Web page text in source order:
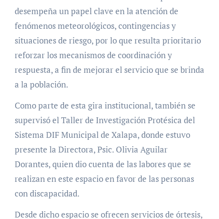
desempeña un papel clave en la atención de
fenómenos meteorológicos, contingencias y
situaciones de riesgo, por lo que resulta prioritario
reforzar los mecanismos de coordinación y
respuesta, a fin de mejorar el servicio que se brinda
a la población.
Como parte de esta gira institucional, también se
supervisó el Taller de Investigación Protésica del
Sistema DIF Municipal de Xalapa, donde estuvo
presente la Directora, Psic. Olivia Aguilar
Dorantes, quien dio cuenta de las labores que se
realizan en este espacio en favor de las personas
con discapacidad.
Desde dicho espacio se ofrecen servicios de órtesis,